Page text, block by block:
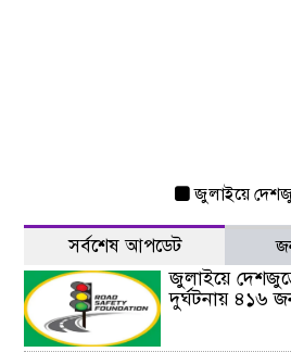
জুলাইয়ে
সর্বশেষ আপডেট
জুলাইয়ে
দুর্ঘটনায় ৪১৬